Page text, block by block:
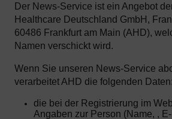
Der News-Service ist ein Angebot
Healthcare Deutschland GmbH,
60486 Frankfurt am Main (AHD),
Namen verschickt wird.
Wenn Sie unseren News-Service
verarbeitet AHD die folgenden Daten:
die bei der Registrierung im
Angaben zur Person (Name, ,